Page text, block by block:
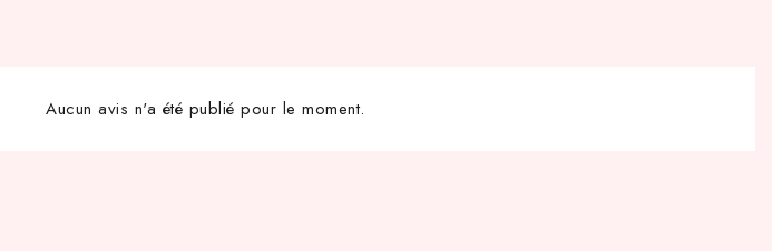
Aucun avis n'a été publié pour le moment.